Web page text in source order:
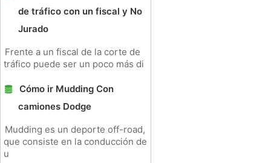
de tráfico con un fiscal y No
Jurado
Frente a un fiscal de la corte de
tráfico puede ser un poco más di
Cómo ir Mudding Con
camiones Dodge
Mudding es un deporte off-road,
que consiste en la conducción de
u